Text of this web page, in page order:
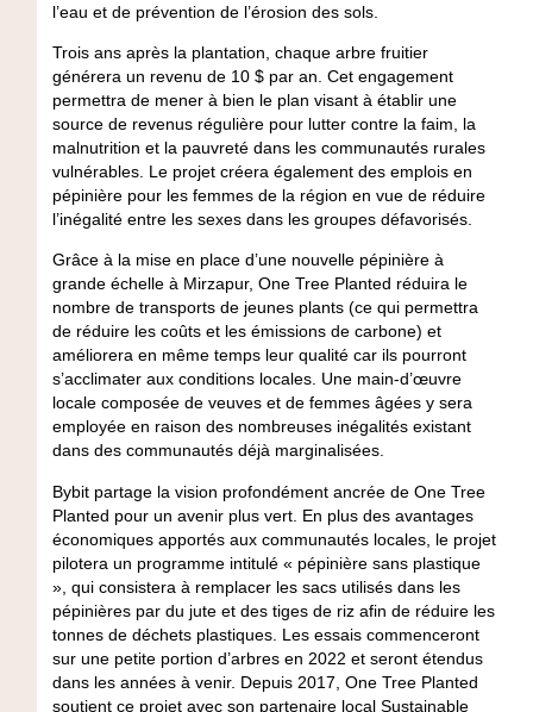
l’eau et de prévention de l’érosion des sols.
Trois ans après la plantation, chaque arbre fruitier
générera un revenu de 10 $ par an. Cet engagement
permettra de mener à bien le plan visant à établir une
source de revenus régulière pour lutter contre la faim, la
malnutrition et la pauvreté dans les communautés rurales
vulnérables. Le projet créera également des emplois en
pépinière pour les femmes de la région en vue de réduire
l’inégalité entre les sexes dans les groupes défavorisés.
Grâce à la mise en place d’une nouvelle pépinière à
grande échelle à Mirzapur, One Tree Planted réduira le
nombre de transports de jeunes plants (ce qui permettra
de réduire les coûts et les émissions de carbone) et
améliorera en même temps leur qualité car ils pourront
s’acclimater aux conditions locales. Une main-d’œuvre
locale composée de veuves et de femmes âgées y sera
employée en raison des nombreuses inégalités existant
dans des communautés déjà marginalisées.
Bybit partage la vision profondément ancrée de One Tree
Planted pour un avenir plus vert. En plus des avantages
économiques apportés aux communautés locales, le projet
pilotera un programme intitulé « pépinière sans plastique
», qui consistera à remplacer les sacs utilisés dans les
pépinières par du jute et des tiges de riz afin de réduire les
tonnes de déchets plastiques. Les essais commenceront
sur une petite portion d’arbres en 2022 et seront étendus
dans les années à venir. Depuis 2017, One Tree Planted
soutient ce projet avec son partenaire local Sustainable